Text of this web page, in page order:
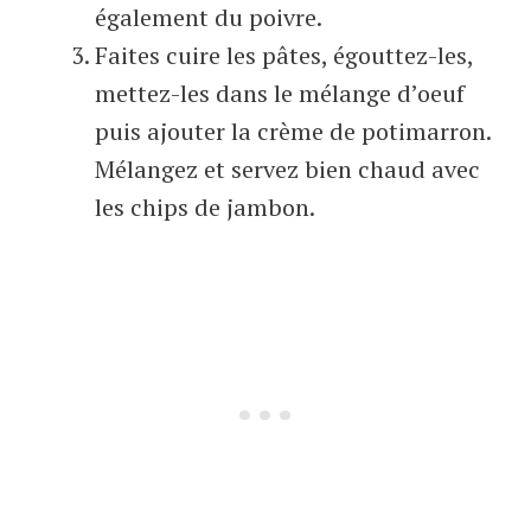
également du poivre.
Faites cuire les pâtes, égouttez-les,
mettez-les dans le mélange d’oeuf
puis ajouter la crème de potimarron.
Mélangez et servez bien chaud avec
les chips de jambon.